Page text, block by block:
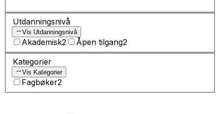
Utdanningsnivå
Vis Utdanningsnivå
Akademisk2 Åpen tilgang2
Kategorier
Vis Kategorier
Fagbøker2